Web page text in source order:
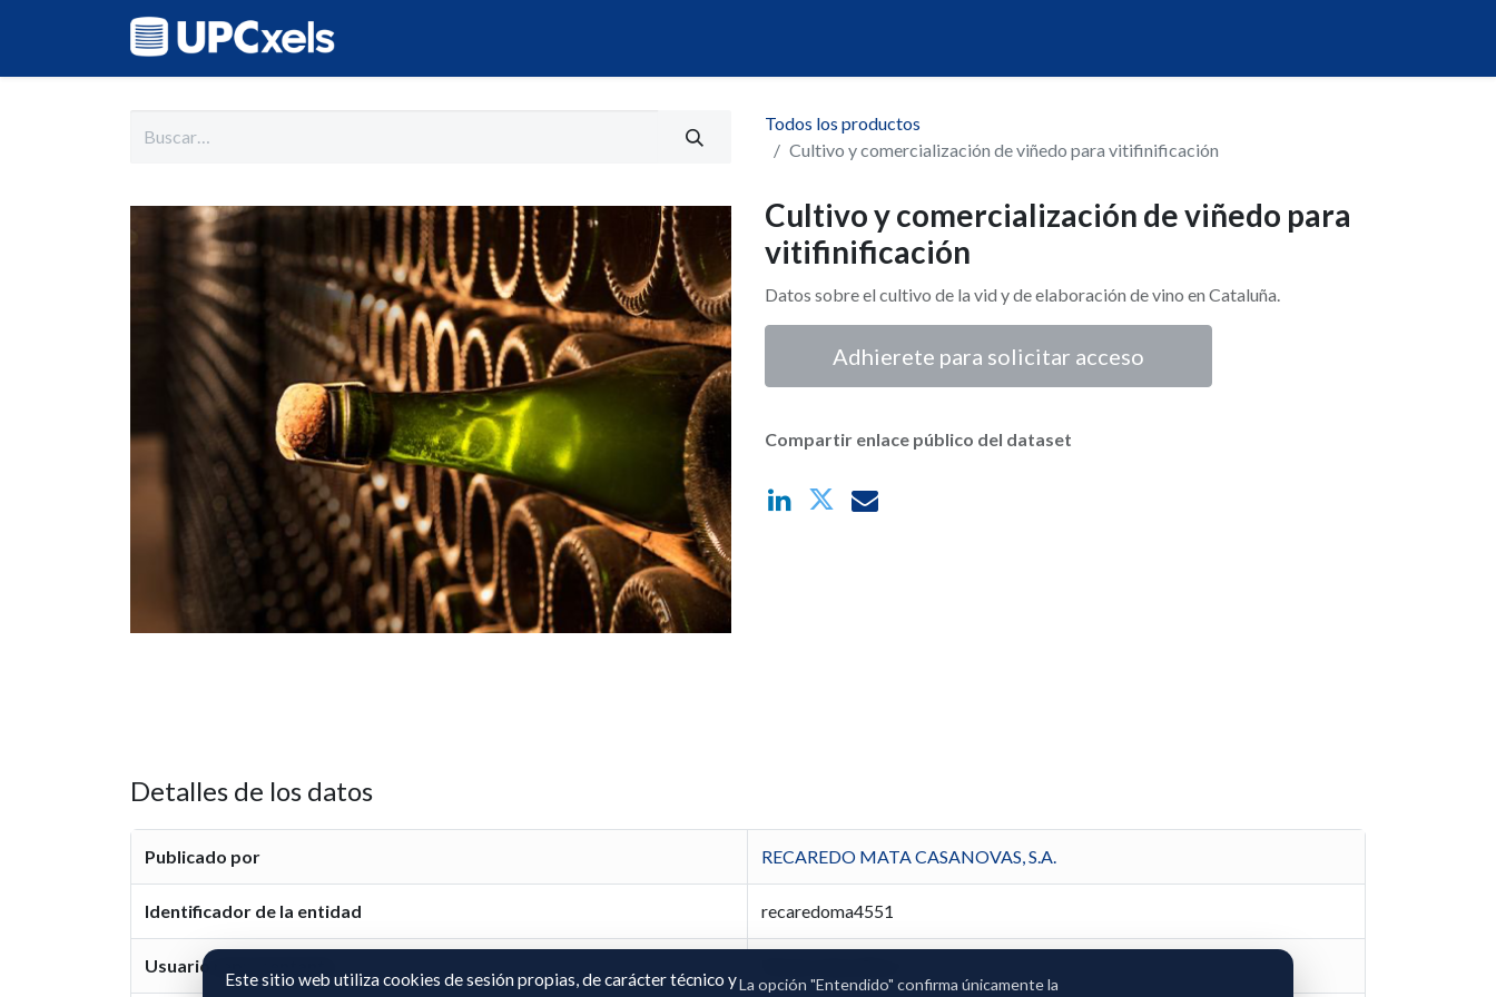
Todos los productos
Cultivo y comercialización de viñedo para vitifinificación
Cultivo y comercialización de viñedo para
vitifinificación
Datos sobre el cultivo de la vid y de elaboración de vino en Cataluña.
Adhierete para solicitar acceso
Compartir enlace público del dataset
Detalles de los datos
Publicado por RECAREDO MATA CASANOVAS, S.A.
Identificador de la entidad recaredoma4551
Usuario representante
Este sitio web utiliza cookies de sesión propias, de carácter técnico yLa opción "Entendido" confirma únicamente la